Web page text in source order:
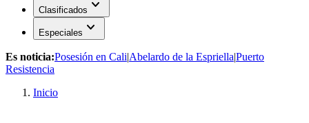
Clasificados expand_more
Especiales expand_more
Es noticia:Posesión en Cali|Abelardo de la Espriella|Puerto
Resistencia
Inicio